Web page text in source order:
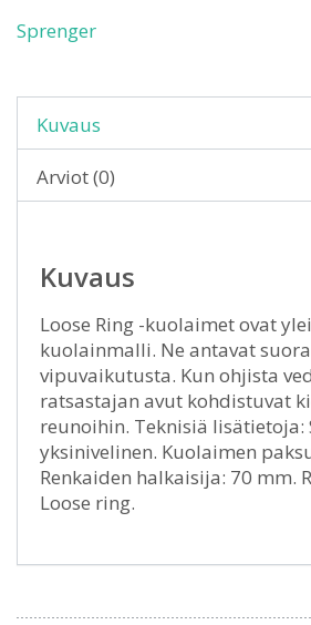
Sprenger
Kuvaus
Arviot (0)
Kuvaus
Loose Ring -kuolaimet ovat
kuolainmalli. Ne antavat
vipuvaikutusta. Kun ohjista
ratsastajan avut kohdistuvat
reunoihin. Teknisiä lisätietoja:
yksinivelinen. Kuolaimen
Renkaiden halkaisija: 70 mm.
Loose ring.